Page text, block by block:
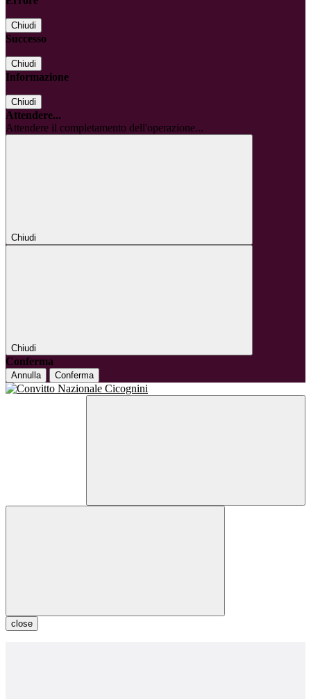
Chiudi
Successo
Chiudi
Informazione
Chiudi
Attendere...
Attendere il completamento dell'operazione...
Chiudi
Chiudi
Conferma
Annulla Conferma
close